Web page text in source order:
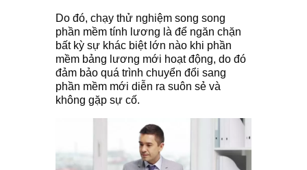
Do đó, chạy thử nghiệm song song
phần mềm tính lương là để ngăn chặn
bất kỳ sự khác biệt lớn nào khi phần
mềm bảng lương mới hoạt động, do đó
đảm bảo quá trình chuyển đổi sang
phần mềm mới diễn ra suôn sẻ và
không gặp sự cố.